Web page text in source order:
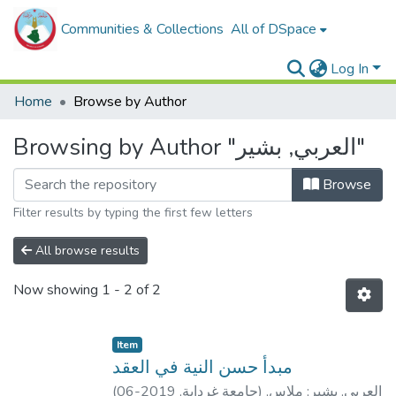
Communities & Collections All of DSpace
Log In
Home
Browse by Author
Browsing by Author "العربي, بشير"
Browse
Filter results by typing the first few letters
All browse results
Now showing 1 - 2 of 2
Item
مبدأ حسن النية في العقد
( جامعة غرداية,
2019-06 ) العربي, بشير ; ملاس,